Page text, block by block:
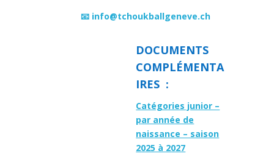
📧 info@tchoukballgeneve.ch
DOCUMENTS
COMPLÉMENTA
IRES :
Catégories junior –
par année de
naissance – saison
2025 à 2027